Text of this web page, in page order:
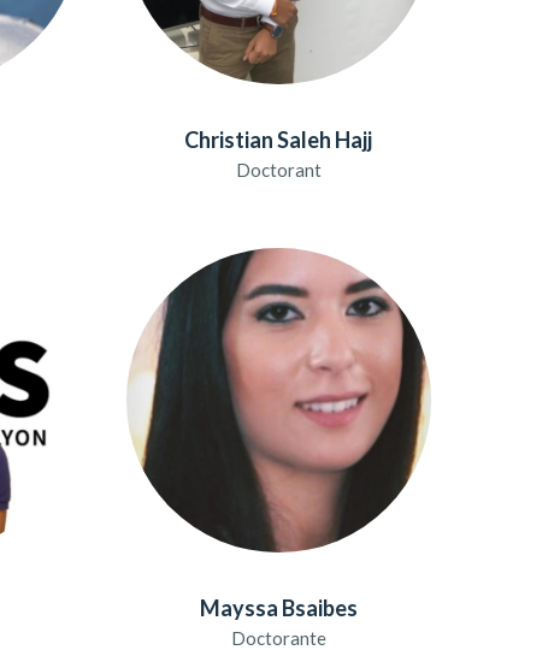
Christian Saleh Hajj
Doctorant
Mayssa Bsaibes
Doctorante